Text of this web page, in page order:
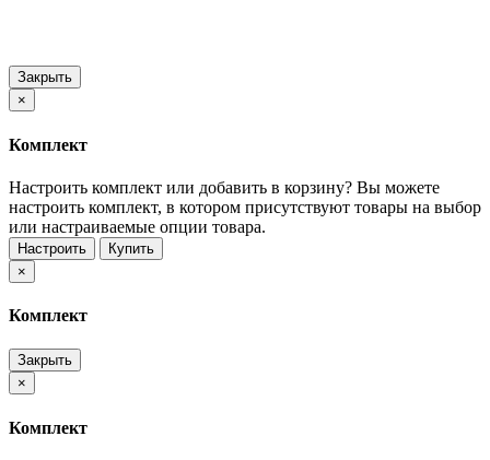
Закрыть
×
Комплект
Настроить комплект или добавить в корзину? Вы можете
настроить комплект, в котором присутствуют товары на выбор
или настраиваемые опции товара.
Настроить
Купить
×
Комплект
Закрыть
×
Комплект